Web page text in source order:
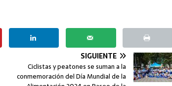
SIGUIENTE
Ciclistas y peatones se suman a la
conmemoración del Día Mundial de la